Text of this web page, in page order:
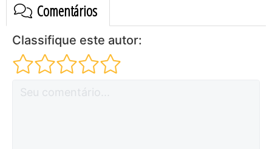
Comentários
Classifique este autor: